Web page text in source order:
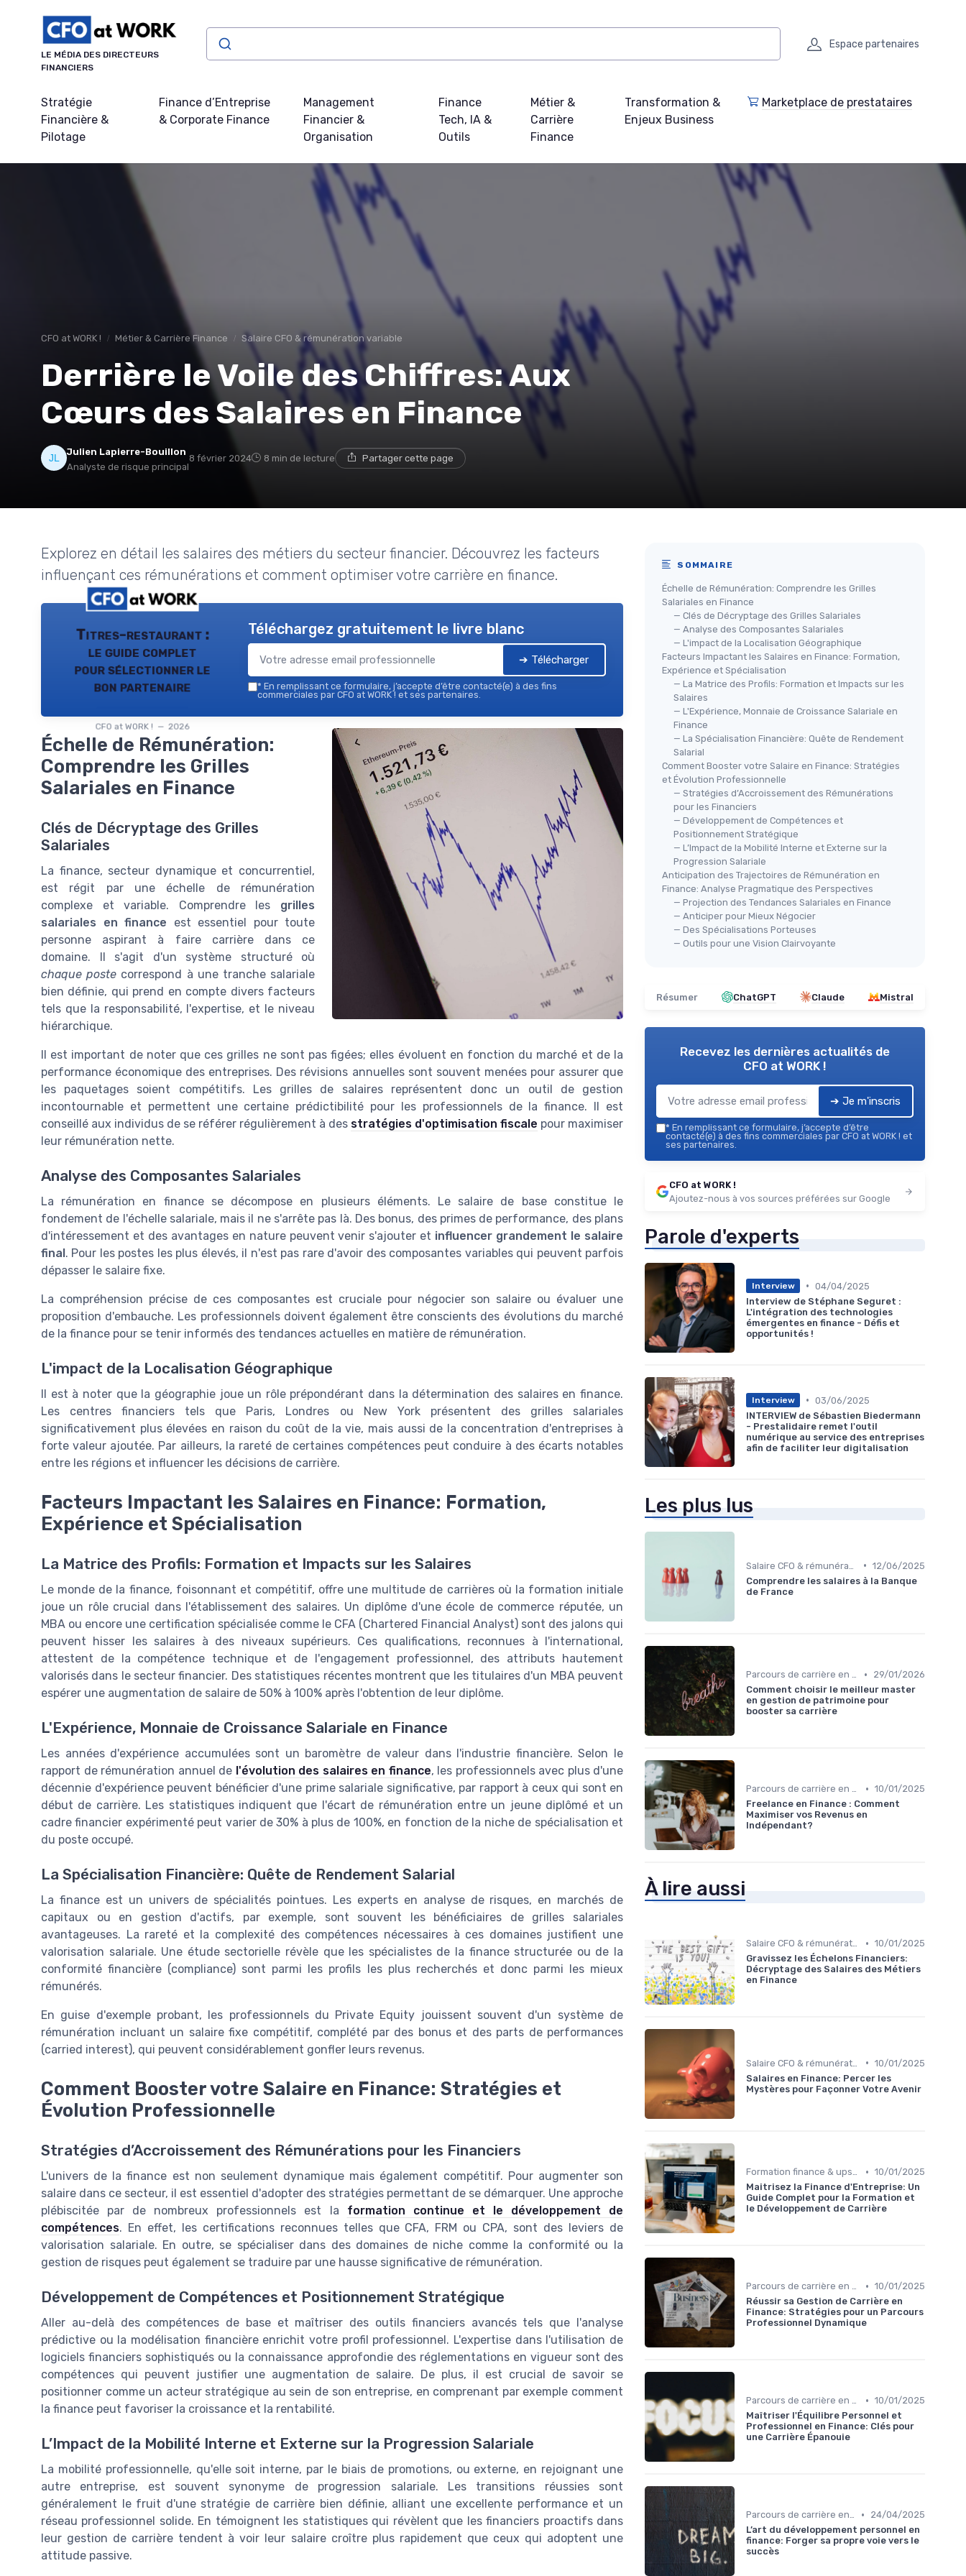
LE MÉDIA DES DIRECTEURS
FINANCIERS
Espace partenaires
Stratégie
Financière &
Pilotage
Finance d’Entreprise
& Corporate Finance
Management
Financier &
Organisation
Finance
Tech, IA &
Outils
Métier &
Carrière
Finance
Transformation &
Enjeux Business
Marketplace de prestataires
CFO at WORK ! Métier & Carrière Finance Salaire CFO & rémunération variable
Derrière le Voile des Chiffres: Aux
Cœurs des Salaires en Finance
Julien Lapierre-Bouillon
Analyste de risque principal
8 février 2024 8 min de lecture Partager cette page
Explorez en détail les salaires des métiers du secteur financier. Découvrez les facteurs
influençant ces rémunérations et comment optimiser votre carrière en finance.
Titres-restaurant :
le guide complet
pour sélectionner le
bon partenaire
CFO at WORK ! — 2026
Téléchargez gratuitement le livre blanc
➔ Télécharger
* En remplissant ce formulaire, j’accepte d’être contacté(e) à des fins
commerciales par CFO at WORK ! et ses partenaires.
Échelle de Rémunération:
Comprendre les Grilles
Salariales en Finance
Clés de Décryptage des Grilles
Salariales
La finance, secteur dynamique et concurrentiel,
est régit par une échelle de rémunération
complexe et variable. Comprendre les grilles
salariales en finance est essentiel pour toute
personne aspirant à faire carrière dans ce
domaine. Il s'agit d'un système structuré où
chaque poste correspond à une tranche salariale
bien définie, qui prend en compte divers facteurs
tels que la responsabilité, l'expertise, et le niveau
hiérarchique.
Il est important de noter que ces grilles ne sont pas figées; elles évoluent en fonction du marché et de la
performance économique des entreprises. Des révisions annuelles sont souvent menées pour assurer que
les paquetages soient compétitifs. Les grilles de salaires représentent donc un outil de gestion
incontournable et permettent une certaine prédictibilité pour les professionnels de la finance. Il est
conseillé aux individus de se référer régulièrement à des stratégies d'optimisation fiscale pour maximiser
leur rémunération nette.
Analyse des Composantes Salariales
La rémunération en finance se décompose en plusieurs éléments. Le salaire de base constitue le
fondement de l'échelle salariale, mais il ne s'arrête pas là. Des bonus, des primes de performance, des plans
d'intéressement et des avantages en nature peuvent venir s'ajouter et influencer grandement le salaire
final. Pour les postes les plus élevés, il n'est pas rare d'avoir des composantes variables qui peuvent parfois
dépasser le salaire fixe.
La compréhension précise de ces composantes est cruciale pour négocier son salaire ou évaluer une
proposition d'embauche. Les professionnels doivent également être conscients des évolutions du marché
de la finance pour se tenir informés des tendances actuelles en matière de rémunération.
L'impact de la Localisation Géographique
Il est à noter que la géographie joue un rôle prépondérant dans la détermination des salaires en finance.
Les centres financiers tels que Paris, Londres ou New York présentent des grilles salariales
significativement plus élevées en raison du coût de la vie, mais aussi de la concentration d'entreprises à
forte valeur ajoutée. Par ailleurs, la rareté de certaines compétences peut conduire à des écarts notables
entre les régions et influencer les décisions de carrière.
Facteurs Impactant les Salaires en Finance: Formation,
Expérience et Spécialisation
La Matrice des Profils: Formation et Impacts sur les Salaires
Le monde de la finance, foisonnant et compétitif, offre une multitude de carrières où la formation initiale
joue un rôle crucial dans l'établissement des salaires. Un diplôme d'une école de commerce réputée, un
MBA ou encore une certification spécialisée comme le CFA (Chartered Financial Analyst) sont des jalons qui
peuvent hisser les salaires à des niveaux supérieurs. Ces qualifications, reconnues à l'international,
attestent de la compétence technique et de l'engagement professionnel, des attributs hautement
valorisés dans le secteur financier. Des statistiques récentes montrent que les titulaires d'un MBA peuvent
espérer une augmentation de salaire de 50% à 100% après l'obtention de leur diplôme.
L'Expérience, Monnaie de Croissance Salariale en Finance
Les années d'expérience accumulées sont un baromètre de valeur dans l'industrie financière. Selon le
rapport de rémunération annuel de l'évolution des salaires en finance, les professionnels avec plus d'une
décennie d'expérience peuvent bénéficier d'une prime salariale significative, par rapport à ceux qui sont en
début de carrière. Les statistiques indiquent que l'écart de rémunération entre un jeune diplômé et un
cadre financier expérimenté peut varier de 30% à plus de 100%, en fonction de la niche de spécialisation et
du poste occupé.
La Spécialisation Financière: Quête de Rendement Salarial
La finance est un univers de spécialités pointues. Les experts en analyse de risques, en marchés de
capitaux ou en gestion d'actifs, par exemple, sont souvent les bénéficiaires de grilles salariales
avantageuses. La rareté et la complexité des compétences nécessaires à ces domaines justifient une
valorisation salariale. Une étude sectorielle révèle que les spécialistes de la finance structurée ou de la
conformité financière (compliance) sont parmi les profils les plus recherchés et donc parmi les mieux
rémunérés.
En guise d'exemple probant, les professionnels du Private Equity jouissent souvent d'un système de
rémunération incluant un salaire fixe compétitif, complété par des bonus et des parts de performances
(carried interest), qui peuvent considérablement gonfler leurs revenus.
Comment Booster votre Salaire en Finance: Stratégies et
Évolution Professionnelle
Stratégies d’Accroissement des Rémunérations pour les Financiers
L'univers de la finance est non seulement dynamique mais également compétitif. Pour augmenter son
salaire dans ce secteur, il est essentiel d'adopter des stratégies permettant de se démarquer. Une approche
plébiscitée par de nombreux professionnels est la formation continue et le développement de
compétences. En effet, les certifications reconnues telles que CFA, FRM ou CPA, sont des leviers de
valorisation salariale. En outre, se spécialiser dans des domaines de niche comme la conformité ou la
gestion de risques peut également se traduire par une hausse significative de rémunération.
Développement de Compétences et Positionnement Stratégique
Aller au-delà des compétences de base et maîtriser des outils financiers avancés tels que l'analyse
prédictive ou la modélisation financière enrichit votre profil professionnel. L'expertise dans l'utilisation de
logiciels financiers sophistiqués ou la connaissance approfondie des réglementations en vigueur sont des
compétences qui peuvent justifier une augmentation de salaire. De plus, il est crucial de savoir se
positionner comme un acteur stratégique au sein de son entreprise, en comprenant par exemple comment
la finance peut favoriser la croissance et la rentabilité.
L’Impact de la Mobilité Interne et Externe sur la Progression Salariale
La mobilité professionnelle, qu'elle soit interne, par le biais de promotions, ou externe, en rejoignant une
autre entreprise, est souvent synonyme de progression salariale. Les transitions réussies sont
généralement le fruit d'une stratégie de carrière bien définie, alliant une excellente performance et un
réseau professionnel solide. En témoignent les statistiques qui révèlent que les financiers proactifs dans
leur gestion de carrière tendent à voir leur salaire croître plus rapidement que ceux qui adoptent une
attitude passive.
SOMMAIRE
Échelle de Rémunération: Comprendre les Grilles
Salariales en Finance
— Clés de Décryptage des Grilles Salariales
— Analyse des Composantes Salariales
— L'impact de la Localisation Géographique
Facteurs Impactant les Salaires en Finance: Formation,
Expérience et Spécialisation
— La Matrice des Profils: Formation et Impacts sur les
Salaires
— L'Expérience, Monnaie de Croissance Salariale en
Finance
— La Spécialisation Financière: Quête de Rendement
Salarial
Comment Booster votre Salaire en Finance: Stratégies
et Évolution Professionnelle
— Stratégies d’Accroissement des Rémunérations
pour les Financiers
— Développement de Compétences et
Positionnement Stratégique
— L’Impact de la Mobilité Interne et Externe sur la
Progression Salariale
Anticipation des Trajectoires de Rémunération en
Finance: Analyse Pragmatique des Perspectives
— Projection des Tendances Salariales en Finance
— Anticiper pour Mieux Négocier
— Des Spécialisations Porteuses
— Outils pour une Vision Clairvoyante
Résumer ChatGPT Claude Mistral
Recevez les dernières actualités de
CFO at WORK !
➔ Je m'inscris
* En remplissant ce formulaire, j’accepte d’être
contacté(e) à des fins commerciales par CFO at WORK ! et
ses partenaires.
CFO at WORK !
Ajoutez-nous à vos sources préférées sur Google
Parole d'experts
Interview • 04/04/2025
Interview de Stéphane Seguret :
L'intégration des technologies
émergentes en finance - Défis et
opportunités !
Interview • 03/06/2025
INTERVIEW de Sébastien Biedermann
- Prestalidaire remet l'outil
numérique au service des entreprises
afin de faciliter leur digitalisation
Les plus lus
• 12/06/2025
Comprendre les salaires à la Banque
de France
Parcours de carrière en finance •
29/01/2026
Comment choisir le meilleur master
en gestion de patrimoine pour
booster sa carrière
Parcours de carrière en finance • 10/01/2025
Freelance en Finance : Comment
Maximiser vos Revenus en
Indépendant?
À lire aussi
Salaire CFO & rémunération variable • 10/01/2025
Gravissez les Échelons Financiers:
Décryptage des Salaires des Métiers
en Finance
• 10/01/2025
Salaires en Finance: Percer les
Mystères pour Façonner Votre Avenir
Formation finance & upskilling • 10/01/2025
Maitrisez la Finance d'Entreprise: Un
Guide Complet pour la Formation et
le Développement de Carrière
Parcours de carrière en finance • 10/01/2025
Réussir sa Gestion de Carrière en
Finance: Stratégies pour un Parcours
Professionnel Dynamique
Parcours de carrière en finance • 10/01/2025
Maîtriser l'Équilibre Personnel et
Professionnel en Finance: Clés pour
une Carrière Épanouie
Parcours de carrière en finance •
24/04/2025
L’art du développement personnel en
finance: Forger sa propre voie vers le
succès